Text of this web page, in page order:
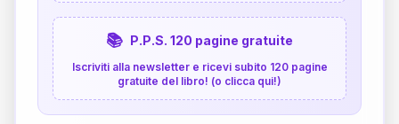
📚 P.P.S. 120 pagine gratuite
Iscriviti alla newsletter e ricevi subito 120 pagine
gratuite del libro! (o clicca qui!)